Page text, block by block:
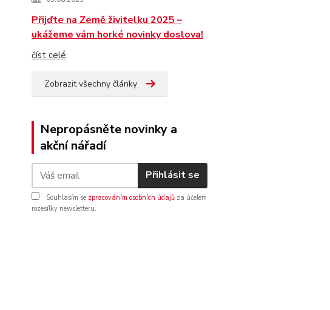
Přijďte na Země živitelku 2025 –
ukážeme vám horké novinky doslova!
číst celé
Zobrazit všechny články
Nepropásněte novinky a
akční nářadí
Přihlásit se
Souhlasím se zpracováním osobních údajů za účelem
rozesílky newsletteru.